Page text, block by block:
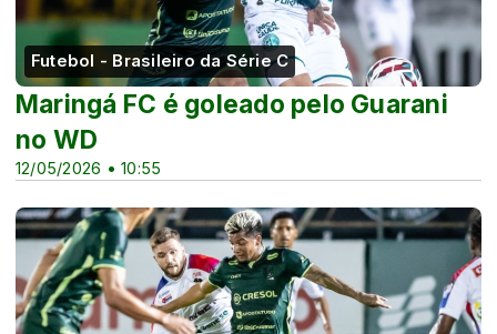
Futebol - Brasileiro da Série C
12/05/2026 • 10:55
Maringá FC é goleado pelo Guarani
no WD